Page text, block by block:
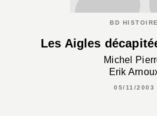
BD HISTOIRE
Les Aigles
Michel
Erik
05/11/2003